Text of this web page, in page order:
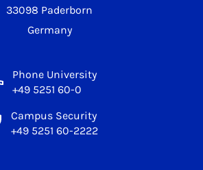
33098 Paderborn
Germany
Phone University
+49 5251 60-0
Campus Security
+49 5251 60-2222